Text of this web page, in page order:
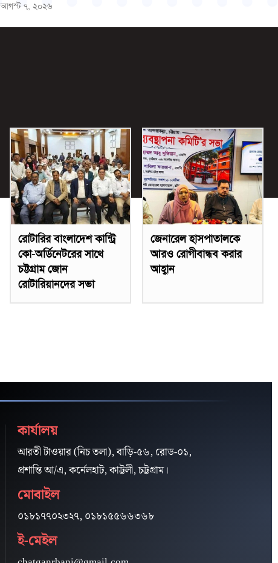
আগস্ট ৭, ২০২৬
রোটারির বাংলাদেশ কান্ট্রি
কো-অর্ডিনেটরের সাথে
চট্টগ্রাম জোন
রোটারিয়ানদের সভা
জেনারেল হাসপাতালকে
আরও রোগীবান্ধব করার
আহ্বান
কার্যালয়
আরতী টাওয়ার (নিচ তলা), বাড়ি-৫৬, রোড-০১,
প্রশান্তি আ/এ, কর্নেলহাট, কাট্টলী, চট্টগ্রাম।
মোবাইল
০১৮১৭৭০২৩২৭, ০১৮১৫৫৬৬৩৬৮
ই-মেইল